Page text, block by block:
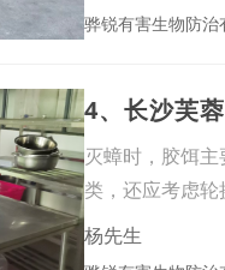
骅锐有害生物防治
4、长沙芙
灭蟑时，胶饵
类，还应考虑
门、
杨先生